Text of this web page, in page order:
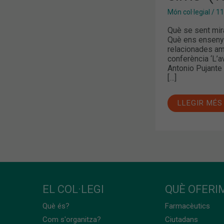
Món col·legial /
Què se sent
Què ens
relacionades
conferència
Antonio
[…]
LLEGIR MÉS
EL COL·LEGI
Què és?
Com s'organitza?
QUÈ
Farmacèutics
Ciutadans